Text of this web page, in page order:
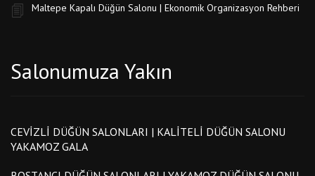
Maltepe Kapalı Düğün Salonu | Ekonomik Organizasyon Rehberi
Salonumuza Yakın
CEVIZLI DÜĞÜN SALONLARI | KALITELI DÜĞÜN SALONU
YAKAMOZ GALA